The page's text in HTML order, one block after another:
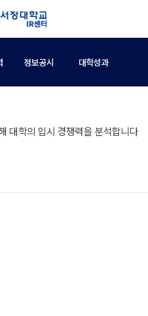
정보공시 대학성과
대학의 입시 경쟁력을 분석합니다